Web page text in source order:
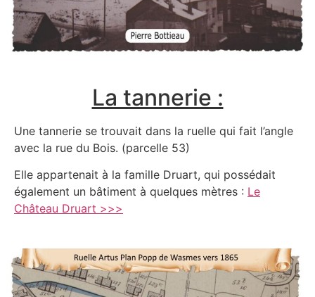
La tannerie :
Une tannerie se trouvait dans la ruelle qui fait l’angle
avec la rue du Bois. (parcelle 53)
Elle appartenait à la famille Druart, qui possédait
également un bâtiment à quelques mètres : Le
Château Druart >>>